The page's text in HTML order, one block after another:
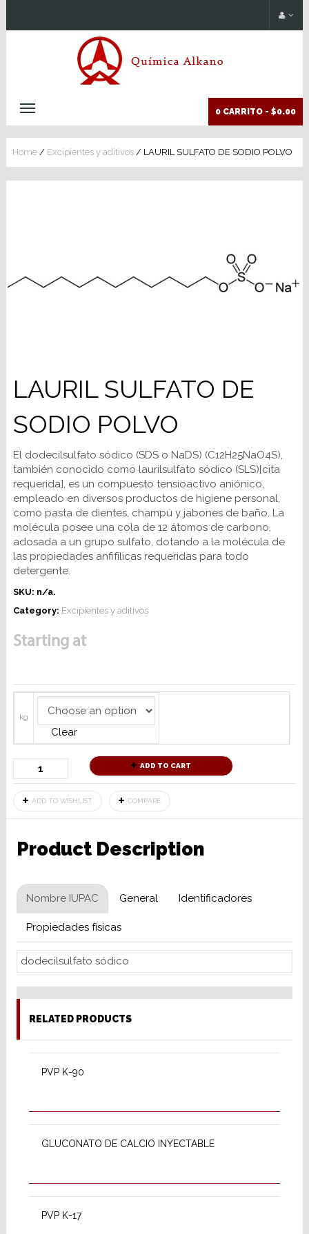
0 CARRITO - $0.00
Home / Excipientes y aditivos / LAURIL SULFATO DE SODIO POLVO
LAURIL SULFATO DE
SODIO POLVO
El dodecilsulfato sódico (SDS o NaDS) (C12H25NaO4S),
también conocido como laurilsulfato sódico (SLS)[cita
requerida], es un compuesto tensioactivo aniónico,
empleado en diversos productos de higiene personal,
como pasta de dientes, champú y jabones de baño. La
molécula posee una cola de 12 átomos de carbono,
adosada a un grupo sulfato, dotando a la molécula de
las propiedades anfifílicas requeridas para todo
detergente.
SKU: n/a.
Category: Excipientes y aditivos
Starting at
kg
Clear
ADD TO CART
ADD TO WISHLIST COMPARE
Product Description
Nombre IUPAC General Identificadores
Propiedades físicas
dodecilsulfato sódico
RELATED PRODUCTS
PVP K-90
SELECT OPTIONS
GLUCONATO DE CALCIO INYECTABLE
SELECT OPTIONS
PVP K-17
SELECT OPTIONS